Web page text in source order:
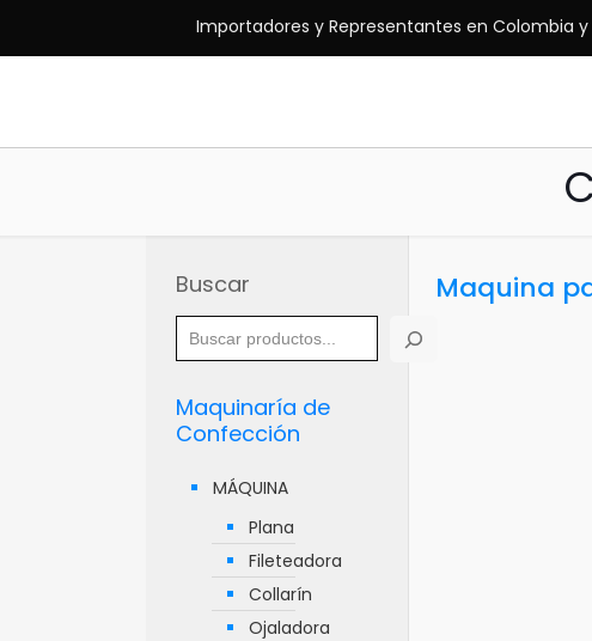
Importadores y Representantes en Colombia y
Maquina
Buscar
Maquinaría de
Confección
MÁQUINA
Plana
Fileteadora
Collarín
Ojaladora